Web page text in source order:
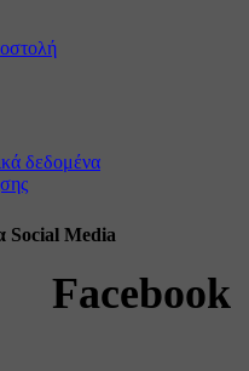
δεδομένα
Social Media
Facebook